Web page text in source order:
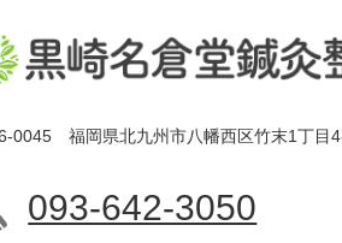
0045 福岡県北九州市八幡西区竹末1丁目
093-642-3050